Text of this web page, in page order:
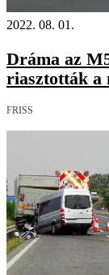
2022. 08. 01.
Dráma az
riasztották a
FRISS